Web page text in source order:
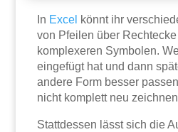
In Excel könnt ihr
von Pfeilen über
komplexeren Symbolen.
eingefügt hat und dann
andere Form besser
nicht komplett neu
Stattdessen lässt sich die